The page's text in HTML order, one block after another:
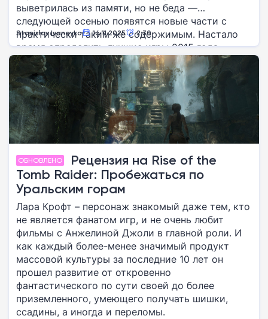
выветрилась из памяти, но не беда —
следующей осенью появятся новые части с
практически таким же содержимым. Настало
время определить лучшие игры 2015 года.
Stanislav Ivaneyko 16.11.2025 2:30
ОБНОВЛЕНО
Рецензия на Rise of the
Tomb Raider: Пробежаться по
Уральским горам
Лара Крофт – персонаж знакомый даже тем, кто
не является фанатом игр, и не очень любит
фильмы с Анжелиной Джоли в главной роли. И
как каждый более-менее значимый продукт
массовой культуры за последние 10 лет он
прошел развитие от откровенно
фантастического по сути своей до более
приземленного, умеющего получать шишки,
ссадины, а иногда и переломы.